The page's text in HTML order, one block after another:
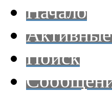
Начало
Поиск